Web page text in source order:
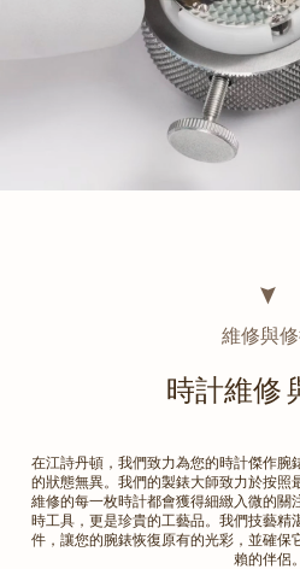
維修與
時計維修
在江詩丹頓，我們致力為您的時計傑作腕
的狀態無異。我們的製錶大師致力於按照
維修的每一枚時計都會獲得細緻入微的關
時工具，更是珍貴的工藝品。我們技藝精
件，讓您的腕錶恢復原有的光彩，並確保
賴的伴侶。